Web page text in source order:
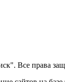
Все права